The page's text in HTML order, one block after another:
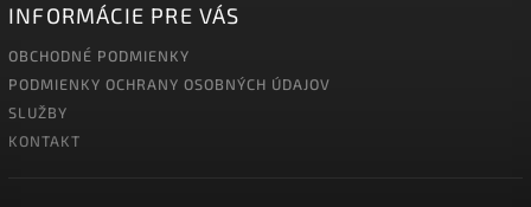
INFORMÁCIE PRE VÁS
OBCHODNÉ PODMIENKY
PODMIENKY OCHRANY OSOBNÝCH ÚDAJOV
SLUŽBY
KONTAKT